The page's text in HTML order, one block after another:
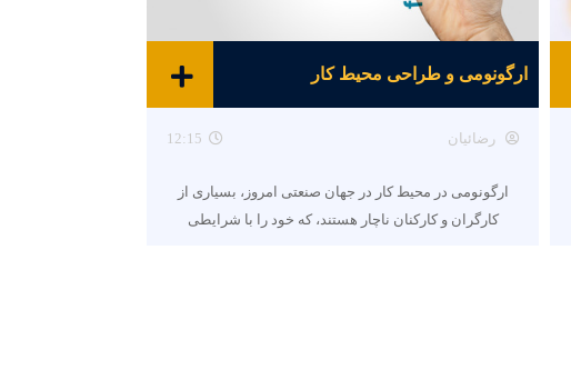
ارگونومی و طراحی محیط کار
رضائیان 12:15
ارگونومی در محیط کار در جهان صنعتی امروز، بسیاری از
کارگران و کارکنان ناچار هستند، که خود را با شرایطی